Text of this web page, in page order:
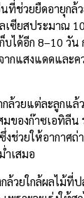
ที่ช่วยยืดอายุกล้
เซียสประมาณ
ได้อีก 8–10 วัน
กแสงแดดและค
กล้วยแต่ละลูกแ
ของก๊าซเอทิลีน
งช่วยให้อากาศถ่
ำเสมอ
กล้วยใกล้ผลไม้